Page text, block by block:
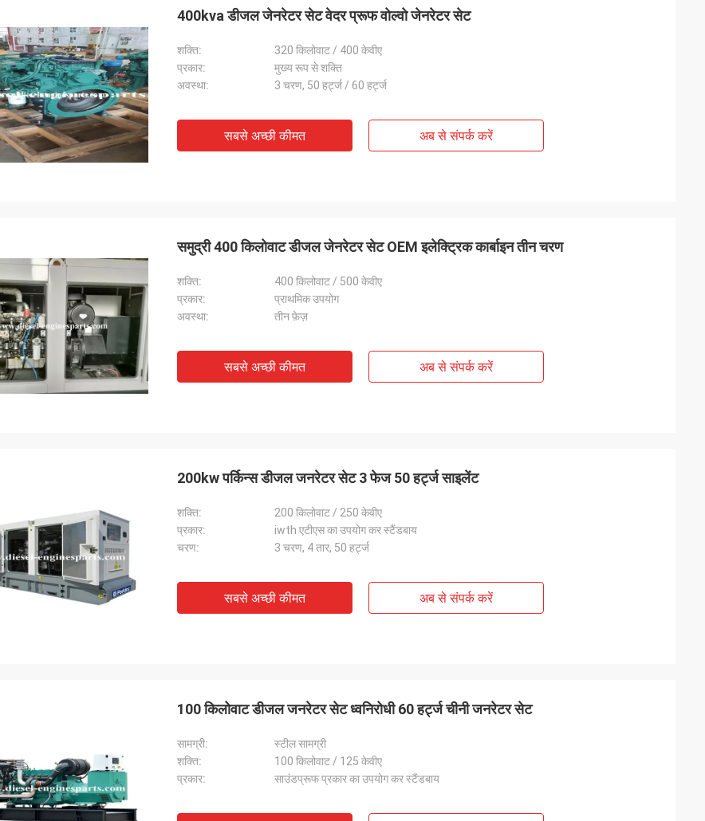
400kva डीजल जेनरेटर सेट वेदर प्रूफ वोल्वो जेनरेटर सेट
शक्ति:
320 किलोवाट / 400 केवीए
प्रकार:
मुख्य रूप से शक्ति
अवस्था:
3 चरण, 50 हर्ट्ज / 60 हर्ट्ज
सबसे अच्छी कीमत अब से संपर्क करें
समुद्री 400 किलोवाट डीजल जेनरेटर सेट OEM इलेक्ट्रिक कार्बाइन तीन चरण
शक्ति:
400 किलोवाट / 500 केवीए
प्रकार:
प्राथमिक उपयोग
अवस्था:
तीन फ़ेज़
सबसे अच्छी कीमत अब से संपर्क करें
200kw पर्किन्स डीजल जनरेटर सेट 3 फेज 50 हर्ट्ज साइलेंट
शक्ति:
200 किलोवाट / 250 केवीए
प्रकार:
iwth एटीएस का उपयोग कर स्टैंडबाय
चरण:
3 चरण, 4 तार, 50 हर्ट्ज
सबसे अच्छी कीमत अब से संपर्क करें
100 किलोवाट डीजल जनरेटर सेट ध्वनिरोधी 60 हर्ट्ज चीनी जनरेटर सेट
सामग्री:
स्टील सामग्री
शक्ति:
100 किलोवाट / 125 केवीए
प्रकार:
साउंडप्रूफ प्रकार का उपयोग कर स्टैंडबाय